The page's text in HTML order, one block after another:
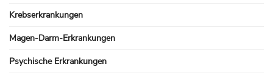
Krebserkrankungen
Magen-Darm-Erkrankungen
Psychische Erkrankungen